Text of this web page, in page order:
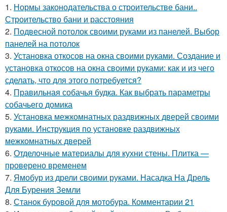
1. Нормы законодательства о строительстве бани..
Строительство бани и расстояния
2. Подвесной потолок своими руками из панелей. Выбор
панелей на потолок
3. Установка откосов на окна своими руками. Создание и
установка откосов на окна своими руками: как и из чего
сделать, что для этого потребуется?
4. Правильная собачья будка. Как выбрать параметры
собачьего домика
5. Установка межкомнатных раздвижных дверей своими
руками. Инструкция по установке раздвижных
межкомнатных дверей
6. Отделочные материалы для кухни стены. Плитка —
проверено временем
7. Ямобур из дрели своими руками. Насадка На Дрель
Для Бурения Земли
8. Станок буровой для мотобура. Комментарии 21